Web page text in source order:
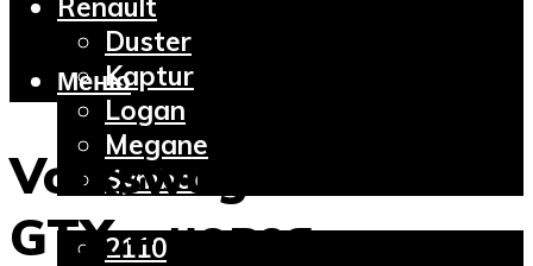
Renault
Duster
Kaptur
Logan
Megane
Symbol
Lada
2110
Меню
Volkswagen ID.4
GTX – новая